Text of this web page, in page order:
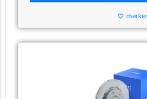
favorite_border